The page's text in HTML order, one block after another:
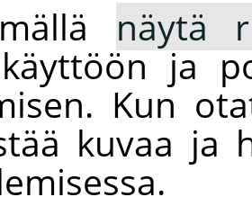
näytä
ja
Kun
kuvaa ja